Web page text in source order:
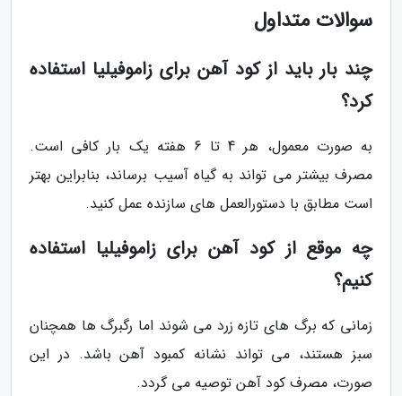
سوالات متداول
چند بار باید از کود آهن برای زاموفیلیا استفاده
کرد؟
به صورت معمول، هر 4 تا 6 هفته یک بار کافی است.
مصرف بیشتر می تواند به گیاه آسیب برساند، بنابراین بهتر
است مطابق با دستورالعمل های سازنده عمل کنید.
چه موقع از کود آهن برای زاموفیلیا استفاده
کنیم؟
زمانی که برگ های تازه زرد می شوند اما رگبرگ ها همچنان
سبز هستند، می تواند نشانه کمبود آهن باشد. در این
صورت، مصرف کود آهن توصیه می گردد.